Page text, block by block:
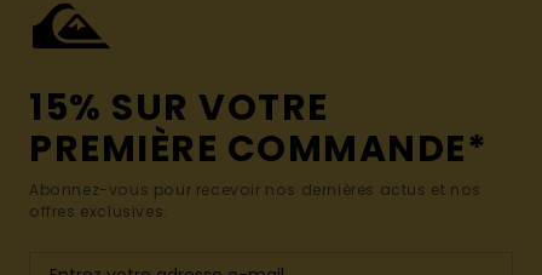
15% SUR VOTRE
PREMIÈRE COMMANDE*
Abonnez-vous pour recevoir nos dernières actus et nos
offres exclusives.